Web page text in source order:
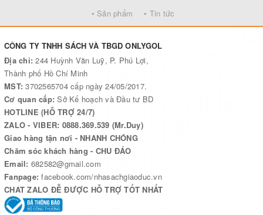
nghệ thuật trình bày và kỹ thuật in ấn, đặc biệt sách có khổ cực lớn 42 x
59,4cm.
Cùng với yêu cầu nâng cao chất lượng dạy và học môn Đại lí và Lịch sử
trong nhà trường hiện nay, việc phát hành bộ sách đến giáo viên, học sinh
và trang bị vào thư viện trường học có ý nghĩa hết sức thiết thực.
• Sản phẩm • Tin tức
CÔNG TY TNHH SÁCH VÀ TBGD ONLYGOL
Địa chỉ:244 Huỳnh Văn Luỹ, P. Phú Lợi,
Thành phố Hồ Chí Minh
MST:3702565704 cấp ngày 24/05/2017.
Cơ quan cấp:Sở Kế hoạch và Đầu tư BD
HOTLINE (HỖ TRỢ 24/7)
ZALO - VIBER: 0888.369.539 (Mr.Duy)
Giao hàng tận nơi - NHANH CHÓNG
Chăm sóc khách hàng - CHU ĐÁO
Email: 682582@gmail.com
Fanpage:facebook.com/nhasachgiaoduc.vn
CHAT ZALO ĐỄ ĐƯỢC HỖ TRỢ TỐT NHẤT